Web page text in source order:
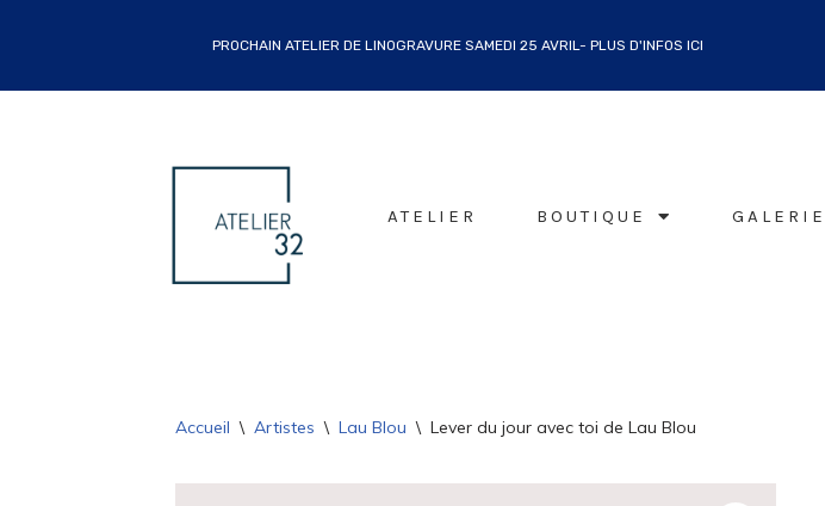
AU
PROCHAIN ATELIER DE LINOGRAVURE SAMEDI 25 AVRIL- PLUS D'INFOS ICI
ATELIER BOUTIQUE GALERIE
Accueil \ Artistes \ Lau Blou \ Lever du jour avec toi de Lau Blou